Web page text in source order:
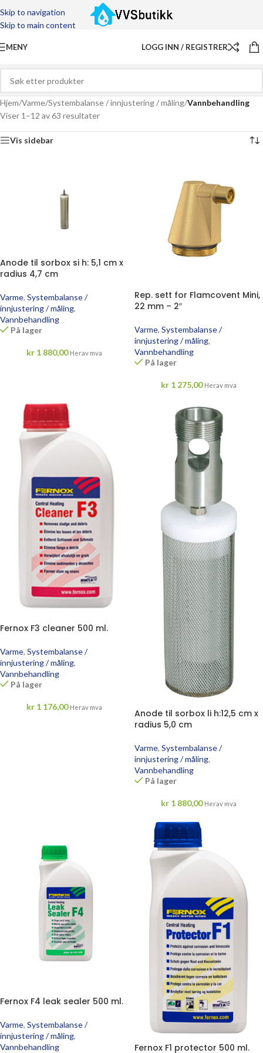
Skip to navigation
Skip to main content
MENY LOGG INN / REGISTRER
Hjem/Varme/Systembalanse / innjustering / måling/Vannbehandling
Viser 1–12 av 63 resultater
Vis sidebar
Anode til sorbox si h: 5,1 cm x
radius 4,7 cm
Varme, Systembalanse /
innjustering / måling,
Vannbehandling
På lager
kr 1 880,00 Herav mva
Rep. sett for Flamcovent Mini,
22 mm – 2″
Varme, Systembalanse /
innjustering / måling,
Vannbehandling
På lager
kr 1 275,00 Herav mva
Fernox F3 cleaner 500 ml.
Varme, Systembalanse /
innjustering / måling,
Vannbehandling
På lager
kr 1 176,00 Herav mva
Anode til sorbox li h:12,5 cm x
radius 5,0 cm
Varme, Systembalanse /
innjustering / måling,
Vannbehandling
På lager
kr 1 880,00 Herav mva
Fernox F4 leak sealer 500 ml.
Varme, Systembalanse /
innjustering / måling,
Vannbehandling
Fernox F1 protector 500 ml.